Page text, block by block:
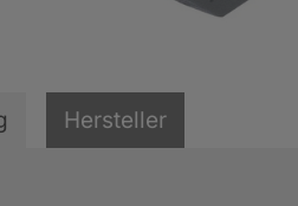
Hersteller